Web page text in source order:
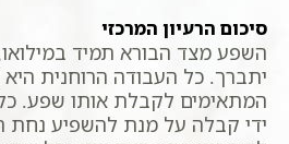
סיכום הרעיון המרכזי
השפע מצד הבורא תמיד במילואו,
יתברך. כל העבודה הרוחנית היא
המתאימים לקבלת אותו שפע.
ידי קבלה על מנת להשפיע נחת